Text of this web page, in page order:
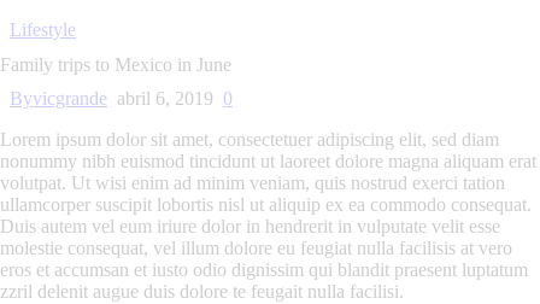
Lifestyle
Family trips to Mexico in June
Byvicgrande abril 6, 2019 0
Lorem ipsum dolor sit amet, consectetuer adipiscing elit, sed diam
nonummy nibh euismod tincidunt ut laoreet dolore magna aliquam erat
volutpat. Ut wisi enim ad minim veniam, quis nostrud exerci tation
ullamcorper suscipit lobortis nisl ut aliquip ex ea commodo consequat.
Duis autem vel eum iriure dolor in hendrerit in vulputate velit esse
molestie consequat, vel illum dolore eu feugiat nulla facilisis at vero
eros et accumsan et iusto odio dignissim qui blandit praesent luptatum
zzril delenit augue duis dolore te feugait nulla facilisi.